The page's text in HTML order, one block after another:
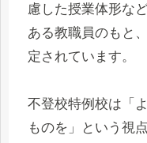
慮した授業体形な
ある教職員のもと
定されています。
不登校特例校は「
ものを」という視